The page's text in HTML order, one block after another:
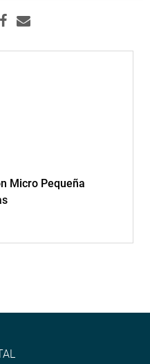
Micro Pequeña